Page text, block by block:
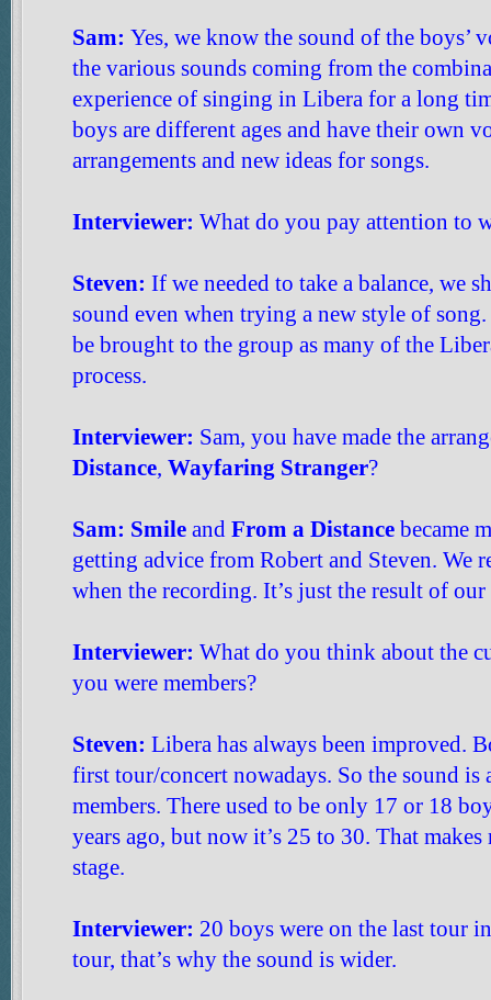
Sam: Yes, we know the sound of the boys’
the various sounds coming from the
experience of singing in Libera for a long
boys are different ages and have their own
arrangements and new ideas for songs.
Interviewer: What do you pay attention to
Steven: If we needed to take a balance, we
sound even when trying a new style of
be brought to the group as many of the
process.
Interviewer: Sam, you have made the
Distance, Wayfaring Stranger?
Sam: Smile and From a Distance became
getting advice from Robert and Steven.
when the recording. It’s just the result of
Interviewer: What do you think about the
you were members?
Steven: Libera has always been improved.
first tour/concert nowadays. So the sound
members. There used to be only 17 or 18
years ago, but now it’s 25 to 30. That
stage.
Interviewer: 20 boys were on the last tour
tour, that’s why the sound is wider.